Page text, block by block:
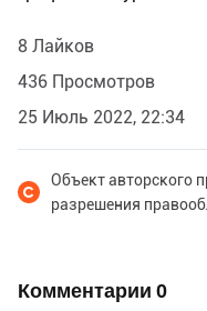
8 Лайков
436 Просмотров
25 Июль 2022, 22:34
Объект авторского
разрешения
Комментарии 0